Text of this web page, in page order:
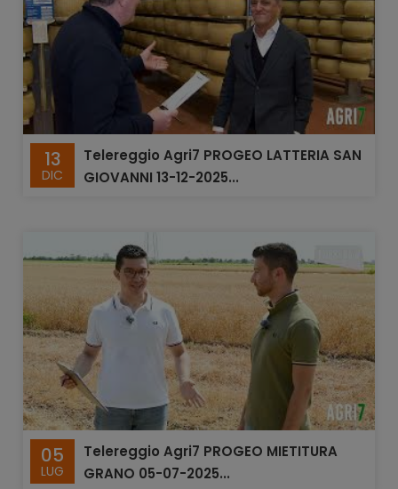
13
DIC
Telereggio Agri7 PROGEO LATTERIA SAN
GIOVANNI 13-12-2025...
05
LUG
Telereggio Agri7 PROGEO MIETITURA
GRANO 05-07-2025...